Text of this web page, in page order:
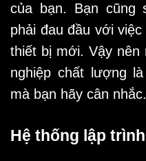
của bạn. Bạn cũng
phải đau đầu với
thiết bị mới. Vậy nên
nghiệp chất lượng
mà bạn hãy cân nhắc.
Hệ thống lập trình